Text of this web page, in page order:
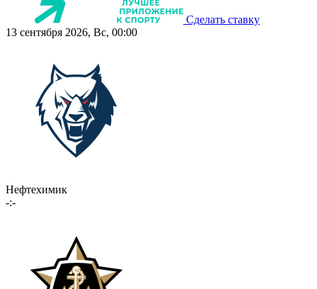
Сделать ставку
13 сентября 2026, Вс, 00:00
Нефтехимик
-:-